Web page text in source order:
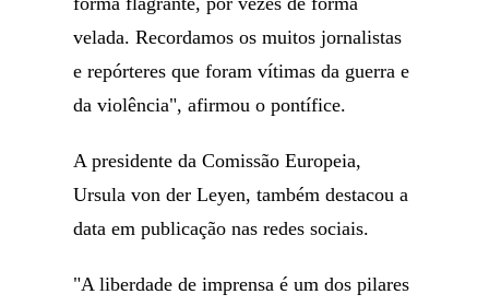
velada. Recordamos os muitos jornalistas
e repórteres que foram vítimas da guerra e
da violência", afirmou o pontífice.
A presidente da Comissão Europeia,
Ursula von der Leyen, também destacou a
data em publicação nas redes sociais.
"A liberdade de imprensa é um dos pilares